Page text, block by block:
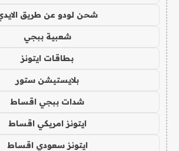
شحن لودو عن طريق
شعبية ببجي
بطاقات ايتونز
بلايستيشن ستور
شدات ببجي اقساط
ايتونز امريكي اقساط
ايتونز سعودي اقساط